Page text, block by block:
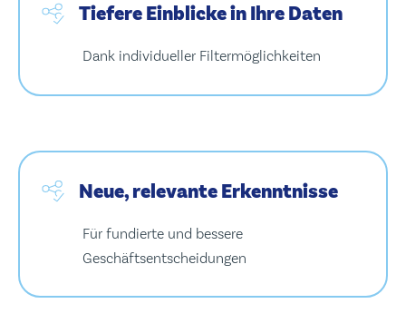
Tiefere Einblicke in Ihre Daten
Dank individueller Filtermöglichkeiten
Neue, relevante Erkenntnisse
Für fundierte und bessere
Geschäftsentscheidungen